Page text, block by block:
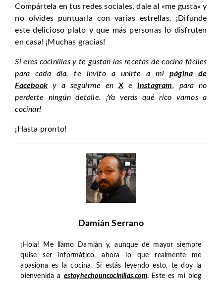
Compártela en tus redes sociales, dale al «me gusta» y
no olvides puntuarla con varias estrellas. ¡Difunde
este delicioso plato y que más personas lo disfruten
en casa! ¡Muchas gracias!
Si eres cocinillas y te gustan las recetas de cocina fáciles
para cada día, te invito a unirte a mipágina de
Facebook y a seguirme enXe Instagram, para no
perderte ningún detalle. ¡Ya verás qué rico vamos a
cocinar!
¡Hasta pronto!
Damián Serrano
¡Hola! Me llamo Damián y, aunque de mayor siempre
quise ser informático, ahora lo que realmente me
apasiona es la cocina. Si estás leyendo esto, te doy la
bienvenida a estoyhechouncocinillas.com. Este es mi blog